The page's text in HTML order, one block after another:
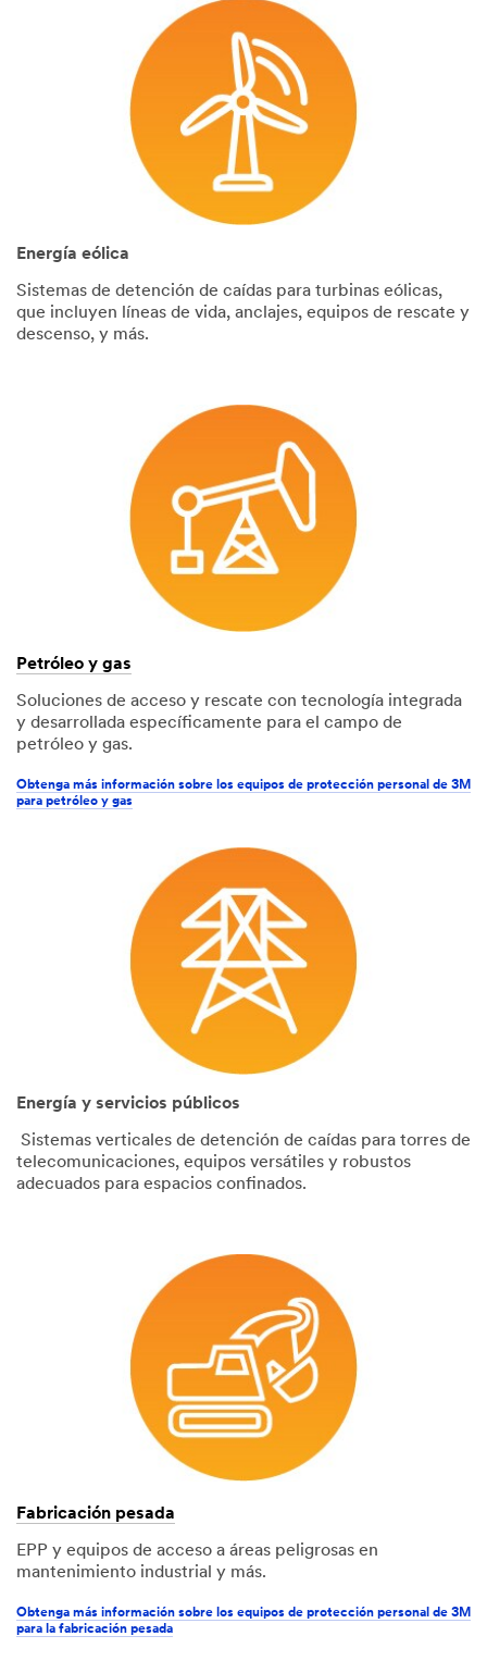
Energía eólica
Sistemas de detención de caídas para turbinas eólicas,
que incluyen líneas de vida, anclajes, equipos de rescate y
descenso, y más.
Petróleo y gas
Soluciones de acceso y rescate con tecnología integrada
y desarrollada específicamente para el campo de
petróleo y gas.
Obtenga más información sobre los equipos de protección personal de 3M
para petróleo y gas
Energía y servicios públicos
Sistemas verticales de detención de caídas para torres de
telecomunicaciones, equipos versátiles y robustos
adecuados para espacios confinados.
Fabricación pesada
EPP y equipos de acceso a áreas peligrosas en
mantenimiento industrial y más.
Obtenga más información sobre los equipos de protección personal de 3M
para la fabricación pesada